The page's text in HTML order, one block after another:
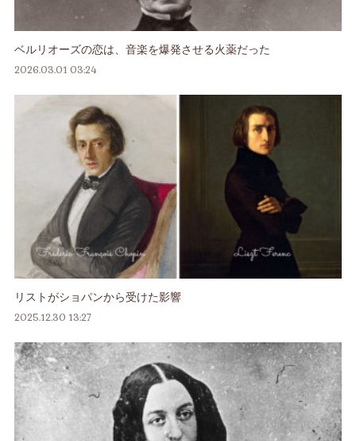
ベルリオーズの恋は、音楽を爆発させる火薬だった
2026.03.01 03:24
リストがショパンから受けた影響
2025.12.30 13:27